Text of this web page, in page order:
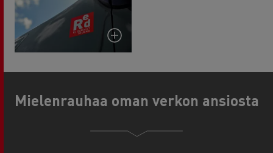
Mielenrauhaa oman verkon ansiosta